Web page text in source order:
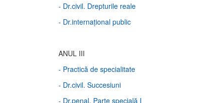
- Dr.civil. Drepturile reale
- Dr.internaţional public
ANUL III
- Practică de specialitate
- Dr.civil. Succesiuni
- Dr.penal. Parte specială I